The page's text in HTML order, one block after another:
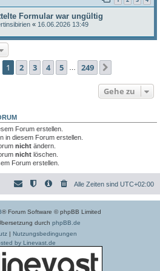
Formular war ungültig
« 16.06.2026 13:49
1von 249
1 2 3 4 5 249
Gehe zu
Forum erstellen.
in diesem Forum erstellen.
nicht ändern.
nicht löschen.
Forum erstellen.
Alle Zeiten sind UTC+02:00
® Forum Software © phpBB Limited
durch phpBB.de
| Nutzungsbedingungen
by Linevast.de